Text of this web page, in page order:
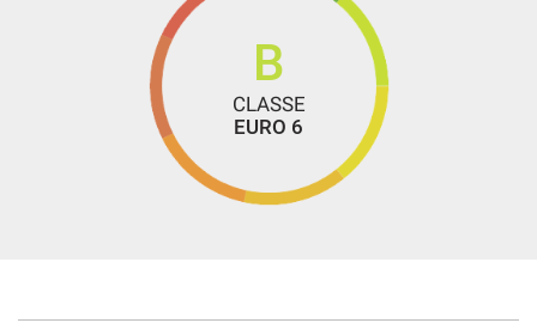
Sensori Di Parcheggio Posteriori
Servosterzo Elettrico
Sistema di ausilio alla partenza in salita (Hill Start
B
CLASSE
EURO 6